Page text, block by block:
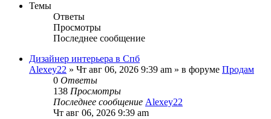
Темы
Ответы
Просмотры
Последнее сообщение
Дизайнер интерьера в Спб
Alexey22 » Чт авг 06, 2026 9:39 am » в форуме Продам
0 Ответы
138 Просмотры
Последнее сообщение Alexey22
Чт авг 06, 2026 9:39 am